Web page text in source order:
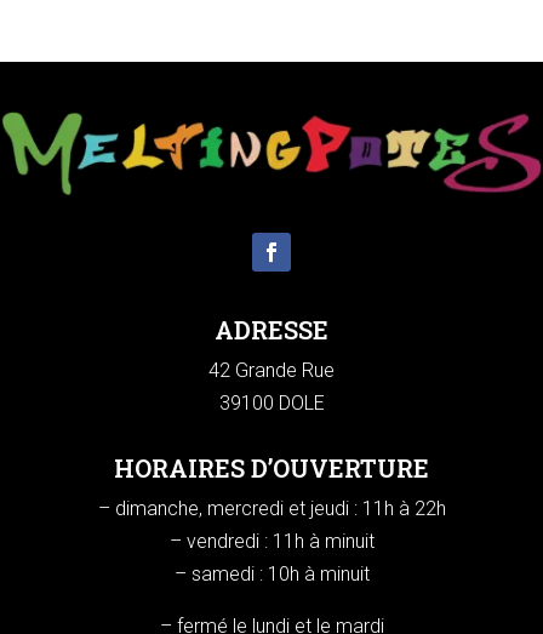
ADRESSE
42 Grande Rue
39100 DOLE
HORAIRES D’OUVERTURE
– dimanche, mercredi et jeudi : 11h à 22h
– vendredi : 11h à minuit
– samedi : 10h à minuit
– fermé le lundi et le mardi